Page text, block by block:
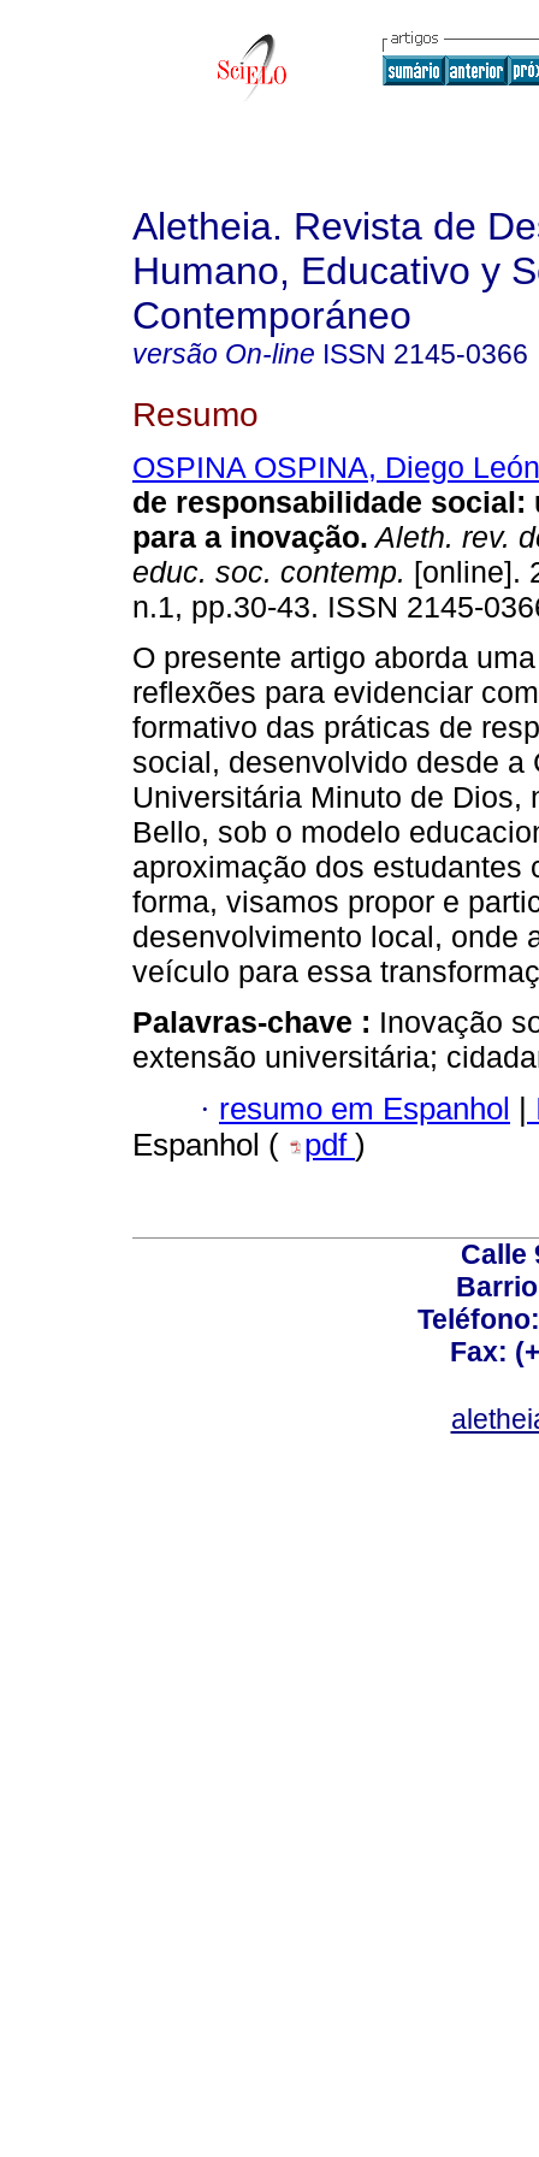
Aletheia. Revista de
Humano, Educativo y
Contemporáneo
versão On-line ISSN 2145-0366
Resumo
OSPINA OSPINA, Diego León
de responsabilidade social:
para a inovação. Aleth. rev.
educ. soc. contemp. [online].
n.1, pp.30-43. ISSN 2145-
O presente artigo aborda
reflexões para evidenciar
formativo das práticas de
social, desenvolvido desde a
Universitária Minuto de Dios,
Bello, sob o modelo
aproximação dos estudantes
forma, visamos propor e
desenvolvimento local, onde
veículo para essa
Palavras-chave : Inovação
extensão universitária;
· resumo em Espanhol |
Espanhol (
pdf )
Calle
Fax: